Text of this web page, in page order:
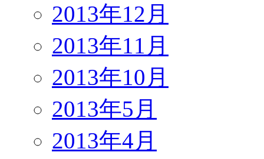
2013年12月
2013年11月
2013年10月
2013年5月
2013年4月